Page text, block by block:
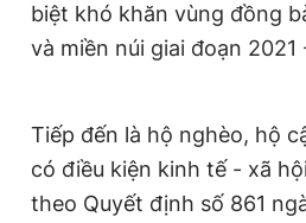
biệt khó khăn vùng đồng
và miền núi giai đoạn 2021
Tiếp đến là hộ nghèo, hộ
có điều kiện kinh tế - xã
theo Quyết định số 861